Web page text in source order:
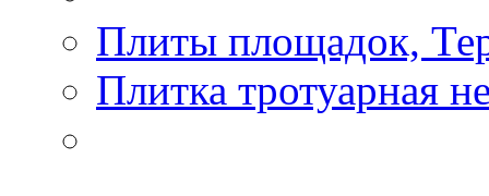
Плиты площадок,
Плитка тротуарная